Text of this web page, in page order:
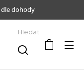
dle dohody
Hledat